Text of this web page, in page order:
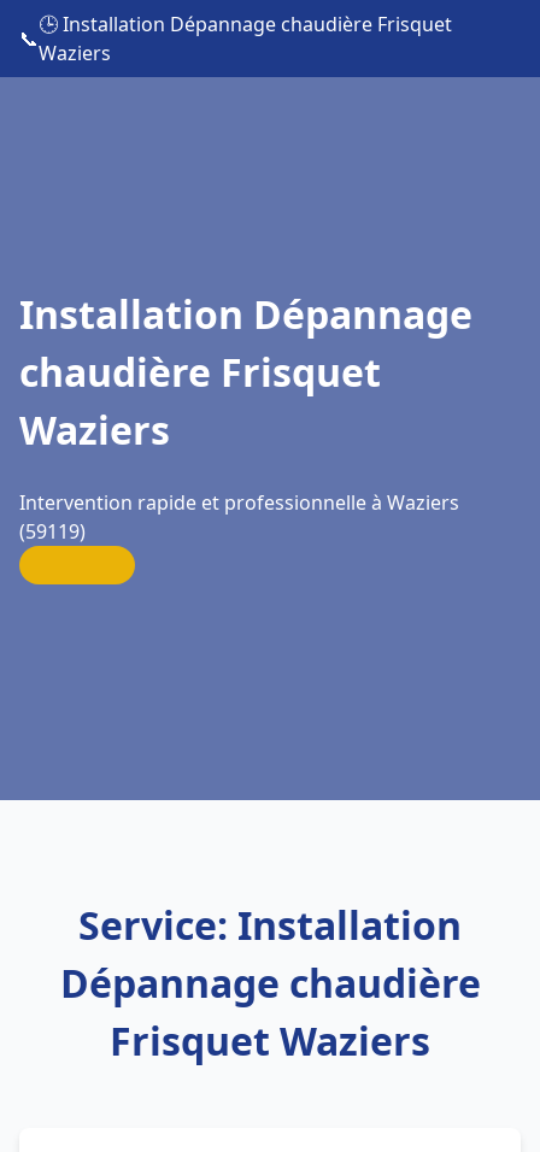
📞
🕒 Installation Dépannage chaudière Frisquet
Waziers
Installation Dépannage
chaudière Frisquet
Waziers
Intervention rapide et professionnelle à Waziers
(59119)
Service: Installation
Dépannage chaudière
Frisquet Waziers